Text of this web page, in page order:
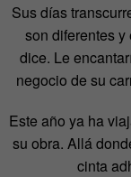
Sus días
son diferentes y
dice. Le
negocio de su
Este año ya ha
su obra. Allá
cinta